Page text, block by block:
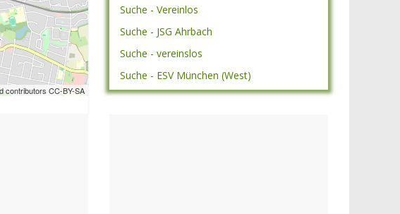
contributors CC-BY-SA
Suche - Vereinlos
Suche - JSG Ahrbach
Suche - vereinslos
Suche - ESV München (West)